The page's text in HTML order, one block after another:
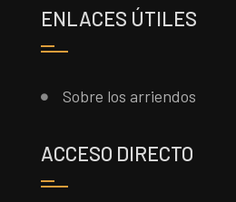
ENLACES ÚTILES
Sobre los arriendos
ACCESO DIRECTO